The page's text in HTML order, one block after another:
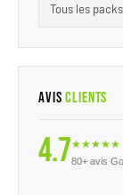
Tous les packs
AvisClients
4.7★★★★★
80+ avis